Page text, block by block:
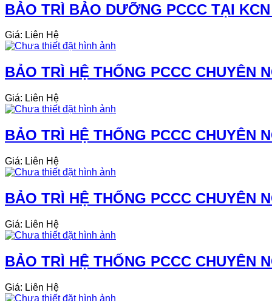
BẢO TRÌ BẢO DƯỠNG PCCC TẠI
Giá: Liên Hệ
BẢO TRÌ HỆ THỐNG PCCC CHUYÊN
Giá: Liên Hệ
BẢO TRÌ HỆ THỐNG PCCC CHUYÊN
Giá: Liên Hệ
BẢO TRÌ HỆ THỐNG PCCC CHUYÊN
Giá: Liên Hệ
BẢO TRÌ HỆ THỐNG PCCC CHUYÊN
Giá: Liên Hệ